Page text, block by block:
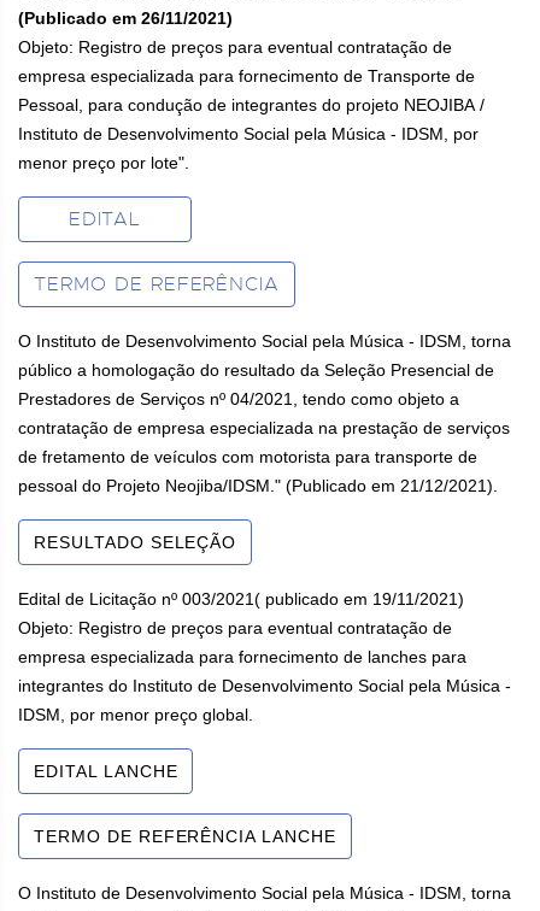
(Publicado em 26/11/2021)
Objeto: Registro de preços para eventual contratação de
empresa especializada para fornecimento de Transporte de
Pessoal, para condução de integrantes do projeto NEOJIBA /
Instituto de Desenvolvimento Social pela Música - IDSM, por
menor preço por lote".
EDITAL
TERMO DE REFERÊNCIA
O Instituto de Desenvolvimento Social pela Música - IDSM, torna
público a homologação do resultado da Seleção Presencial de
Prestadores de Serviços nº 04/2021, tendo como objeto a
contratação de empresa especializada na prestação de serviços
de fretamento de veículos com motorista para transporte de
pessoal do Projeto Neojiba/IDSM." (Publicado em 21/12/2021).
RESULTADO SELEÇÃO
Edital de Licitação nº 003/2021( publicado em 19/11/2021)
Objeto: Registro de preços para eventual contratação de
empresa especializada para fornecimento de lanches para
integrantes do Instituto de Desenvolvimento Social pela Música -
IDSM, por menor preço global.
EDITAL LANCHE
TERMO DE REFERÊNCIA LANCHE
O Instituto de Desenvolvimento Social pela Música - IDSM, torna